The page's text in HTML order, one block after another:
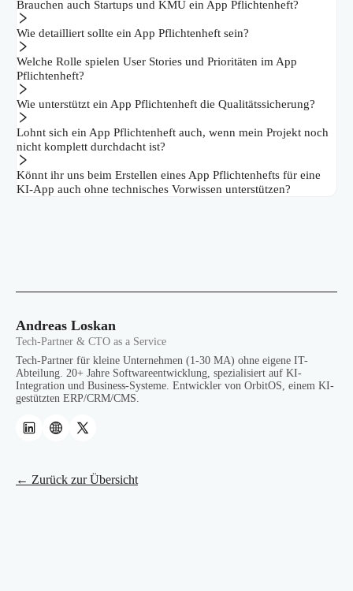
Brauchen auch Startups und KMU ein App Pflichtenheft?
Wie detailliert sollte ein App Pflichtenheft sein?
Welche Rolle spielen User Stories und Prioritäten im App
Pflichtenheft?
Wie unterstützt ein App Pflichtenheft die Qualitätssicherung?
Lohnt sich ein App Pflichtenheft auch, wenn mein Projekt noch
nicht komplett durchdacht ist?
Könnt ihr uns beim Erstellen eines App Pflichtenhefts für eine
KI-App auch ohne technisches Vorwissen unterstützen?
Andreas Loskan
Tech-Partner & CTO as a Service
Tech-Partner für kleine Unternehmen (1-30 MA) ohne eigene IT-
Abteilung. 20+ Jahre Softwareentwicklung, spezialisiert auf KI-
Integration und Business-Systeme. Entwickler von OrbitOS, einem KI-
gestützten ERP/CRM/CMS.
← Zurück zur Übersicht